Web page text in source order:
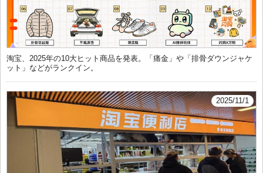
淘宝、2025年の10大ヒット商品を発表。「痛金」や「排骨ダウンジャケ
ット」などがランクイン。
2025/11/1